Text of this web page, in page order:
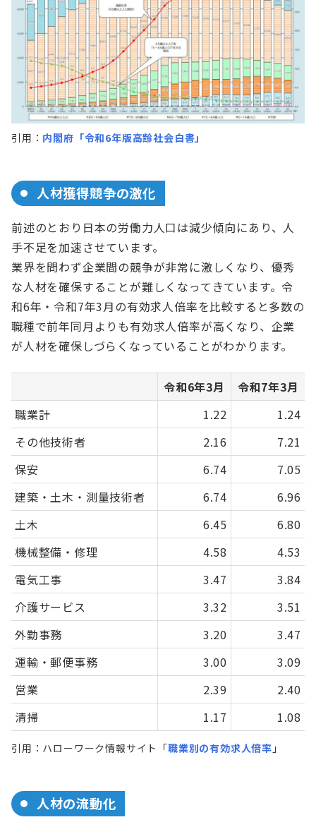
引用： 内閣府「令和6年版高齢社会白書」
人材獲得競争の激化
前述のとおり日本の労働力人口は減少傾向にあり、人
手不足を加速させています。
業界を問わず企業間の競争が非常に激しくなり、優秀
な人材を確保することが難しくなってきています。令
和6年・令和7年3月の有効求人倍率を比較すると多数の
職種で前年同月よりも有効求人倍率が高くなり、企業
が人材を確保しづらくなっていることがわかります。
令和6年3月
令和7年3月
職業計
1.22
1.24
その他技術者
2.16
7.21
保安
6.74
7.05
建築・土木・測量技術者
6.74
6.96
土木
6.45
6.80
機械整備・修理
4.58
4.53
電気工事
3.47
3.84
介護サービス
3.32
3.51
外勤事務
3.20
3.47
運輸・郵便事務
3.00
3.09
営業
2.39
2.40
清掃
1.17 1.08
引用：ハローワーク情報サイト「職業別の有効求人倍率 」
人材の流動化